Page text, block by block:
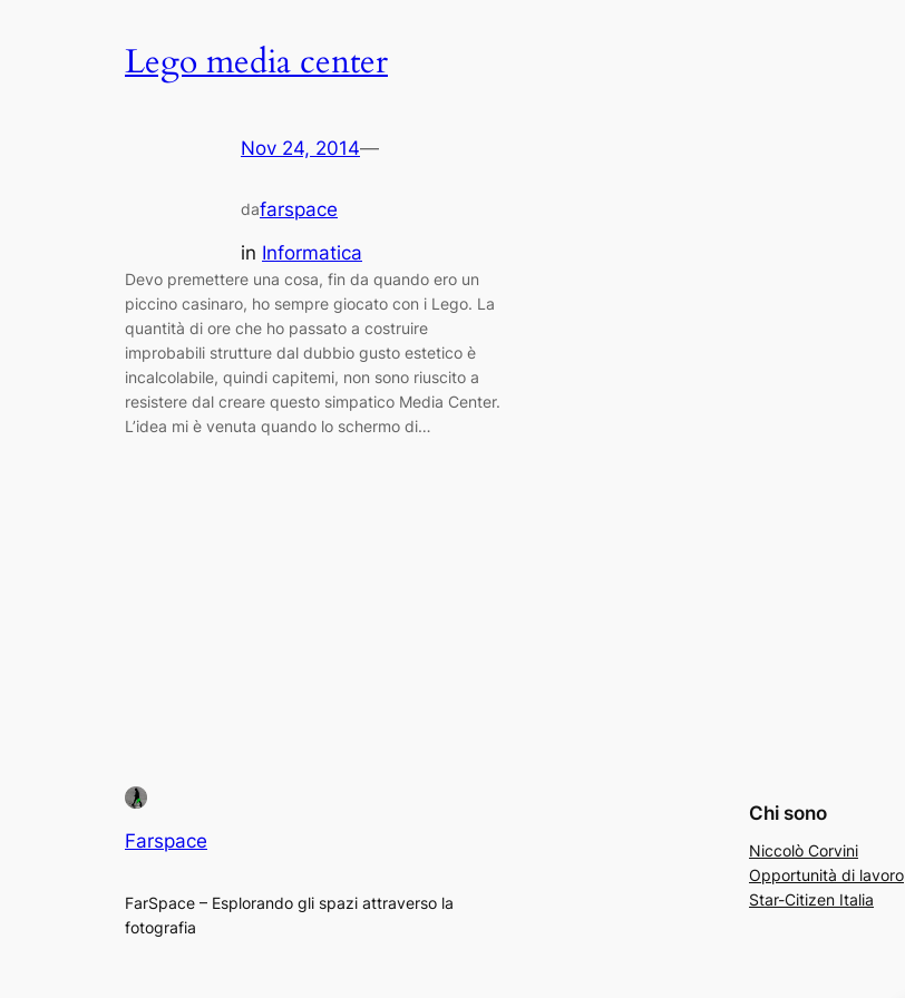
Lego media center
Nov 24, 2014—
dafarspace
in Informatica
Devo premettere una cosa, fin da quando ero un
piccino casinaro, ho sempre giocato con i Lego. La
quantità di ore che ho passato a costruire
improbabili strutture dal dubbio gusto estetico è
incalcolabile, quindi capitemi, non sono riuscito a
resistere dal creare questo simpatico Media Center.
L’idea mi è venuta quando lo schermo di…
Farspace
FarSpace – Esplorando gli spazi attraverso la
fotografia
Chi sono
Niccolò Corvini
Opportunità di lavoro
Star-Citizen Italia